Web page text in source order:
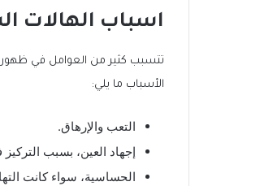
اسباب الهالات
تتسبب كثير من العوامل في ظهور
الأسباب ما يلي:
التعب والإرهاق.
إجهاد العين، بسبب
الحساسية، سواء كانت